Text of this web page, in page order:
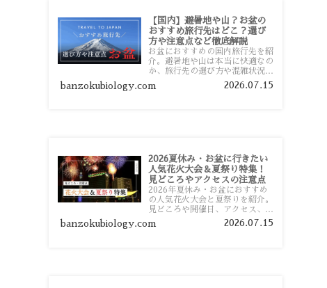
【国内】避暑地や山？お盆の
おすすめ旅行先はどこ？選び
方や注意点など徹底解説
お盆におすすめの国内旅行先を紹
介。避暑地や山は本当に快適なの
か、旅行先の選び方や混雑状況、
注意点、比較的混雑を避けやすい
おすすめスポットまで旅行前に役
banzokubiology.com 2026.07.15
2026夏休み・お盆に行きたい
人気花火大会＆夏祭り特集！
見どころやアクセスの注意点
2026年夏休み・お盆におすすめ
の人気花火大会と夏祭りを紹介。
見どころや開催日、アクセス、混
雑対策、旅行前に知っておきたい
注意点をわかりやすく解説しま
banzokubiology.com 2026.07.15